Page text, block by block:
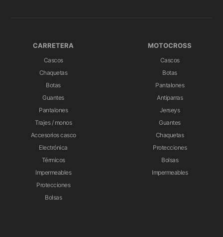
CARRETERA
Cascos
Chaquetas
Botas
Guantes
Pantalones
Trajes / monos
Accesorios casco
Electrónica
Térmicos
Impermeables
Protecciones
Bolsas
MOTOCROSS
Cascos
Botas
Pantalones
Antiparras
Jerseys
Guantes
Chaquetas
Protecciones
Bolsas
Impermeables